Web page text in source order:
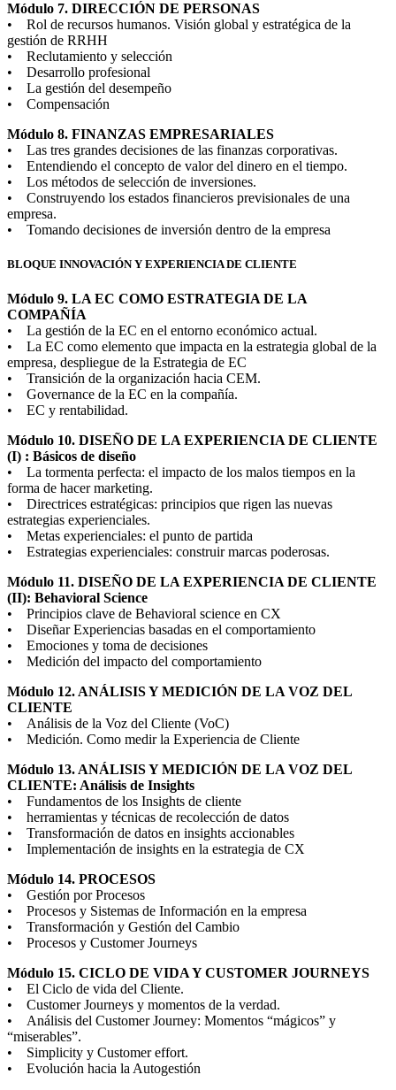
Módulo 7. DIRECCIÓN DE PERSONAS
• Rol de recursos humanos. Visión global y estratégica de la
gestión de RRHH
• Reclutamiento y selección
• Desarrollo profesional
• La gestión del desempeño
• Compensación
Módulo 8. FINANZAS EMPRESARIALES
• Las tres grandes decisiones de las finanzas corporativas.
• Entendiendo el concepto de valor del dinero en el tiempo.
• Los métodos de selección de inversiones.
• Construyendo los estados financieros previsionales de una
empresa.
• Tomando decisiones de inversión dentro de la empresa
BLOQUE INNOVACIÓN Y EXPERIENCIA DE CLIENTE
Módulo 9. LA EC COMO ESTRATEGIA DE LA
COMPAÑÍA
• La gestión de la EC en el entorno económico actual.
• La EC como elemento que impacta en la estrategia global de la
empresa, despliegue de la Estrategia de EC
• Transición de la organización hacia CEM.
• Governance de la EC en la compañía.
• EC y rentabilidad.
Módulo 10. DISEÑO DE LA EXPERIENCIA DE CLIENTE
(I) : Básicos de diseño
• La tormenta perfecta: el impacto de los malos tiempos en la
forma de hacer marketing.
• Directrices estratégicas: principios que rigen las nuevas
estrategias experienciales.
• Metas experienciales: el punto de partida
• Estrategias experienciales: construir marcas poderosas.
Módulo 11. DISEÑO DE LA EXPERIENCIA DE CLIENTE
(II): Behavioral Science
• Principios clave de Behavioral science en CX
• Diseñar Experiencias basadas en el comportamiento
• Emociones y toma de decisiones
• Medición del impacto del comportamiento
Módulo 12. ANÁLISIS Y MEDICIÓN DE LA VOZ DEL
CLIENTE
• Análisis de la Voz del Cliente (VoC)
• Medición. Como medir la Experiencia de Cliente
Módulo 13. ANÁLISIS Y MEDICIÓN DE LA VOZ DEL
CLIENTE: Análisis de Insights
• Fundamentos de los Insights de cliente
• herramientas y técnicas de recolección de datos
• Transformación de datos en insights accionables
• Implementación de insights en la estrategia de CX
Módulo 14. PROCESOS
• Gestión por Procesos
• Procesos y Sistemas de Información en la empresa
• Transformación y Gestión del Cambio
• Procesos y Customer Journeys
Módulo 15. CICLO DE VIDA Y CUSTOMER JOURNEYS
• El Ciclo de vida del Cliente.
• Customer Journeys y momentos de la verdad.
• Análisis del Customer Journey: Momentos “mágicos” y
“miserables”.
• Simplicity y Customer effort.
• Evolución hacia la Autogestión